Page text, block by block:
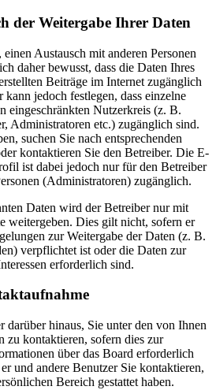
der Weitergabe Ihrer Daten
Austausch mit anderen Personen
daher bewusst, dass die Daten Ihres
Beiträge im Internet zugänglich
jedoch festlegen, dass einzelne
eingeschränkten Nutzerkreis (z. B.
Administratoren etc.) zugänglich sind.
suchen Sie nach entsprechenden
kontaktieren Sie den Betreiber. Die E-
ist dabei jedoch nur für den Betreiber
(Administratoren) zugänglich.
Daten wird der Betreiber nur mit
weitergeben. Dies gilt nicht, sofern er
zur Weitergabe der Daten (z. B.
verpflichtet ist oder die Daten zur
erforderlich sind.
darüber hinaus, Sie unter den von Ihnen
zu kontaktieren, sofern dies zur
über das Board erforderlich
und andere Benutzer Sie kontaktieren,
Bereich gestattet haben.